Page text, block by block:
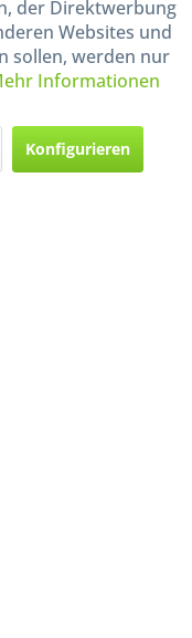
der Direktwerbung
Websites und
sollen, werden nur
Informationen
Konfigurieren